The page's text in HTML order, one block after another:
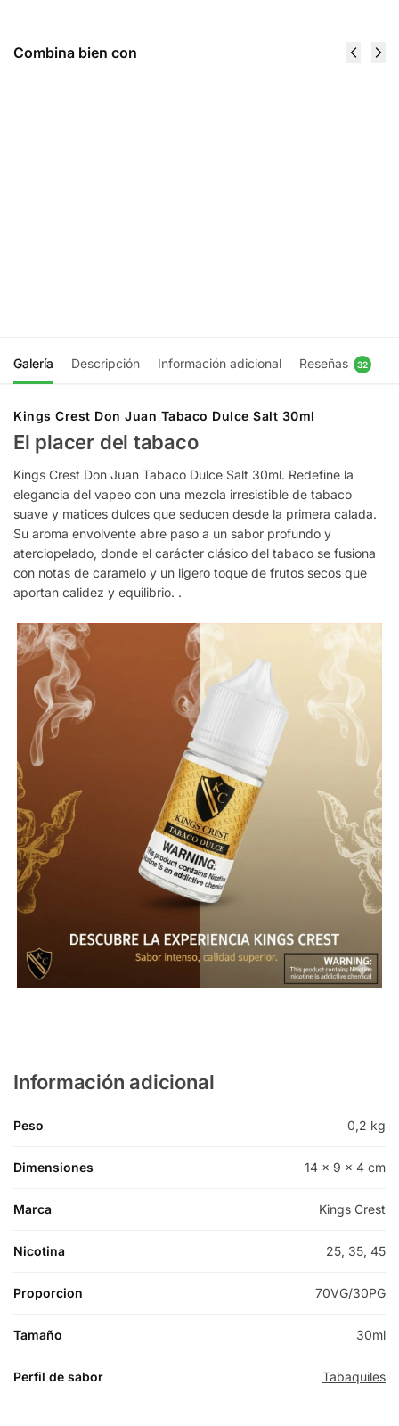
Combina bien con
Galería Descripción Información adicional Reseñas 32
Kings Crest Don Juan Tabaco Dulce Salt 30ml
El placer del tabaco
Kings Crest Don Juan Tabaco Dulce Salt 30ml. Redefine la
elegancia del vapeo con una mezcla irresistible de tabaco
suave y matices dulces que seducen desde la primera calada.
Su aroma envolvente abre paso a un sabor profundo y
aterciopelado, donde el carácter clásico del tabaco se fusiona
con notas de caramelo y un ligero toque de frutos secos que
aportan calidez y equilibrio. .
Información adicional
Peso 0,2 kg
Dimensiones 14 × 9 × 4 cm
Marca Kings Crest
Nicotina 25, 35, 45
Proporcion 70VG/30PG
Tamaño 30ml
Perfil de sabor Tabaquiles